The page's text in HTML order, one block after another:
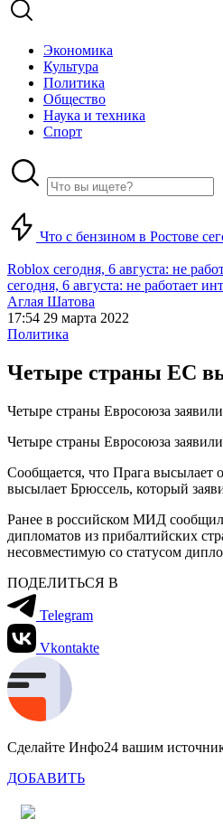
Экономика
Культура
Политика
Общество
Наука и техника
Спорт
Что с бензином в Ростове
Roblox сегодня, 6 августа: не
сегодня, 6 августа: не работает
Аглая Шатова
17:54 29 марта 2022
Политика
Четыре страны ЕС
Четыре страны Евросоюза
Четыре страны Евросоюза
Сообщается, что Прага высылает
высылает Брюссель, который
Ранее в российском МИД
дипломатов из прибалтийских
несовместимую со статусом
ПОДЕЛИТЬСЯ В
Telegram
Vkontakte
Сделайте Инфо24 вашим
ДОБАВИТЬ